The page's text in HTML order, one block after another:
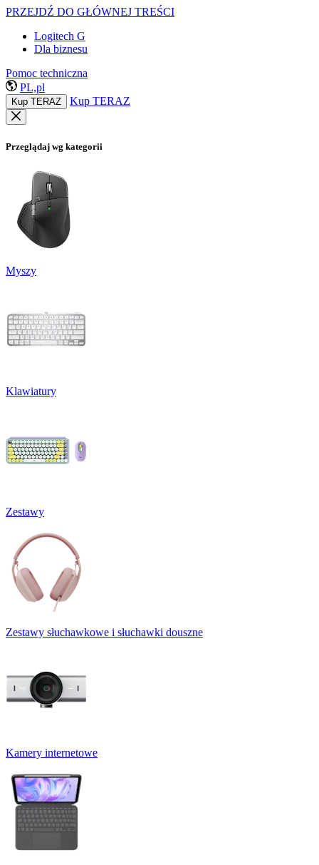
PRZEJDŹ DO GŁÓWNEJ TREŚCI
Logitech G
Dla biznesu
Pomoc techniczna
PL,pl
Kup TERAZ Kup TERAZ
Przeglądaj wg kategorii
Myszy
Klawiatury
Zestawy
Zestawy słuchawkowe i słuchawki douszne
Kamery internetowe